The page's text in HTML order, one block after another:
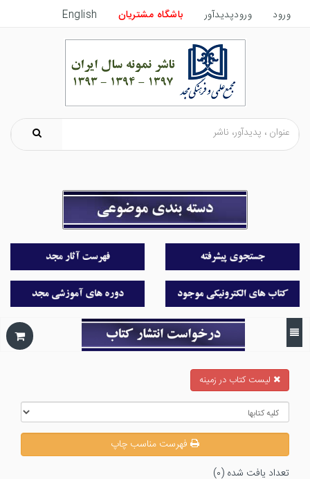
ورود ورودپدیدآور باشگاه مشتریان English
ليست كتاب در زمينه
فهرست مناسب چاپ
تعداد يافت شده (۰)